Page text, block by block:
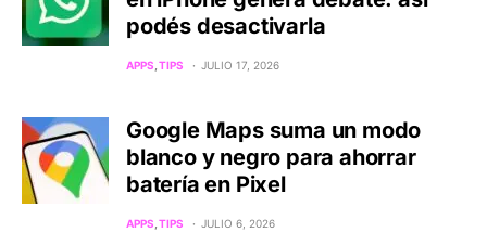
podés desactivarla
APPS TIPS JULIO 17, 2026
Google Maps suma un modo
blanco y negro para ahorrar
batería en Pixel
APPS TIPS JULIO 6, 2026